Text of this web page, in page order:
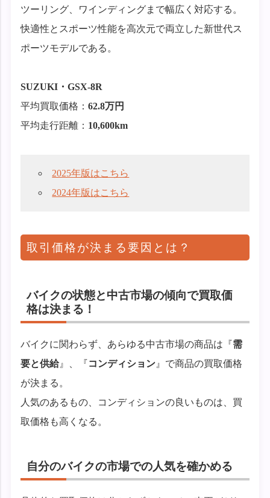
ツーリング、ワインディングまで幅広く対応する。
快適性とスポーツ性能を高次元で両立した新世代ス
ポーツモデルである。
SUZUKI・GSX-8R
平均買取価格：62.8万円
平均走行距離： 10,600km
2025年版はこちら
2024年版はこちら
取引価格が決まる要因とは？
バイクの状態と中古市場の傾向で買取価
格は決まる！
バイクに関わらず、あらゆる中古市場の商品は『需
要と供給』、『コンディション 』で商品の買取価格
が決まる。
人気のあるもの、コンディションの良いものは、買
取価格も高くなる。
自分のバイクの市場での人気を確かめる